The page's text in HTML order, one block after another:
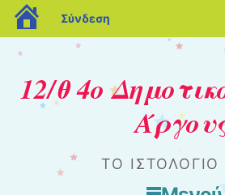
blogs.sch.gr
Σύνδεση
12/θ 4o
ΤΟ